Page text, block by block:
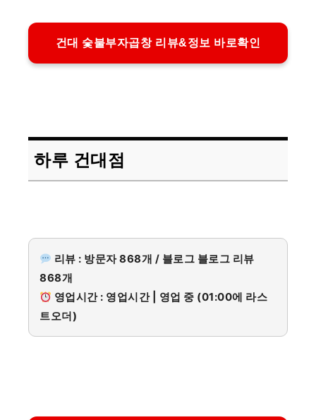
건대 숯불부자곱창 리뷰&정보 바로확인
하루 건대점
리뷰 : 방문자 868개 / 블로그 블로그 리뷰
868개
영업시간 : 영업시간 | 영업 중 (01:00에 라스
트오더)